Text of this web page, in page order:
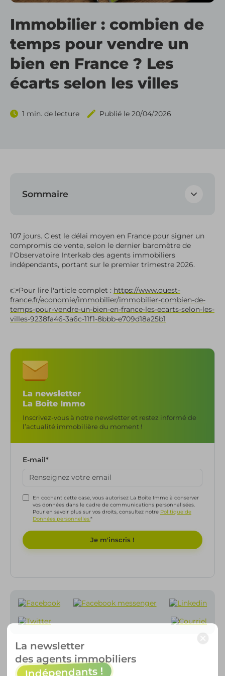
Gérez
Hektor
Outils
Outils
Immobilier : combien de
temps pour vendre un
bien en France ? Les
écarts selon les villes
1 min. de lecture Publié le 20/04/2026
Sommaire
107 jours. C'est le délai moyen en France pour signer un
compromis de vente, selon le dernier baromètre de
l'Observatoire Interkab des agents immobiliers
indépendants, portant sur le premier trimestre 2026.
👉Pour lire l'article complet : https://www.ouest-
france.fr/economie/immobilier/immobilier-combien-de-
temps-pour-vendre-un-bien-en-france-les-ecarts-selon-les-
villes-9238fa46-3a6c-11f1-8bbb-e709d18a25b1
La newsletter
La Boite Immo
Inscrivez-vous à notre newsletter et restez informé de
l’actualité immobilière du moment !
E-mail*
En cochant cette case, vous autorisez La Boîte Immo à conserver
vos données dans le cadre de communications personnalisées.
Pour en savoir plus sur vos droits, consultez notre Politique de
Données personnelles.*
La newsletter
des agents immobiliers
Indépendants !